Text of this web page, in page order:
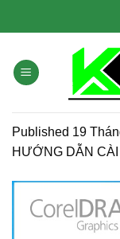
Published 19
HƯỚNG DẪN